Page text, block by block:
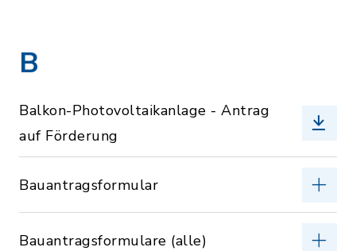
B
Balkon-Photovoltaikanlage - Antrag
auf Förderung
Bauantragsformular
Bauantragsformulare (alle)